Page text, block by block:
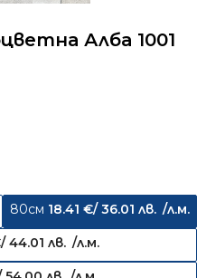
Алба 1001
80см 18.41 €/ 36.01 лв. /л.м.
/ 44.01 лв. /л.м.